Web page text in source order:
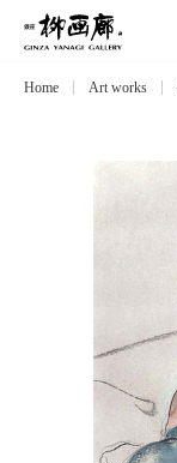
Exhibitions
Home Art works